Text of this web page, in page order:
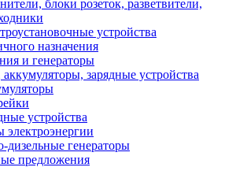
блоки розеток, разветвители,
устройства
назначения
и генераторы
аккумуляторы, зарядные устройства
устройства
электроэнергии
дизельные генераторы
предложения